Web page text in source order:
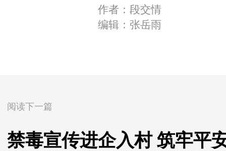
作者：段交情
编辑：张岳雨
阅读下一篇
禁毒宣传进企入村 筑牢